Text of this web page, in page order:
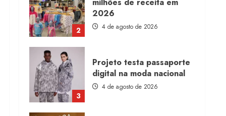
2
milhões de receita em
2026
4 de agosto de 2026
3
Projeto testa passaporte
digital na moda nacional
4 de agosto de 2026